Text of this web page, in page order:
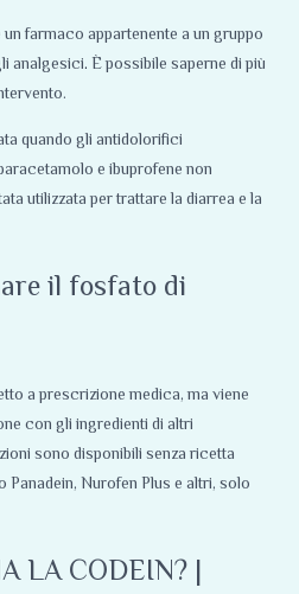
farmaco appartenente a un gruppo
analgesici. È possibile saperne di più
quando gli antidolorifici
e ibuprofene non
utilizzata per trattare la diarrea e la
il fosfato di
a prescrizione medica, ma viene
con gli ingredienti di altri
sono disponibili senza ricetta
Panadein, Nurofen Plus e altri, solo
LA CODEIN? |